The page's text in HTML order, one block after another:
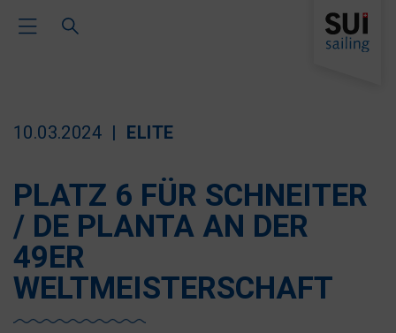
Toggle Main Navigation
10.03.2024 ELITE
PLATZ 6 FÜR SCHNEITER
/ DE PLANTA AN DER
49ER
WELTMEISTERSCHAFT